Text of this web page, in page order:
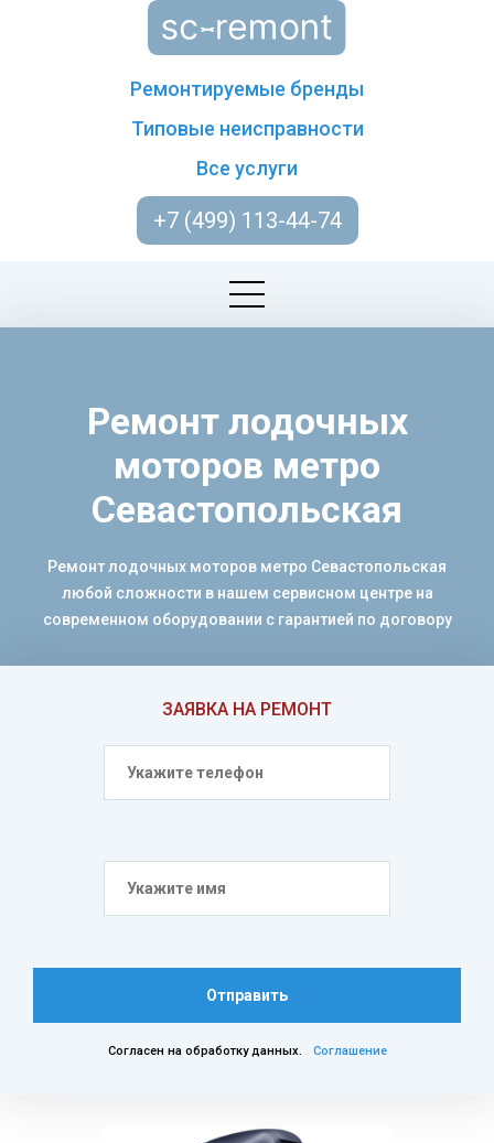
Ремонтируемые бренды
Типовые неисправности
Все услуги
+7 (499) 113-44-74
ЗАЯВКА НА РЕМОНТ
Отправить
Согласен на обработку данных. Соглашение
Ремонт лодочных
моторов метро
Севастопольская
Ремонт лодочных моторов метро Севастопольская
любой сложности в нашем сервисном центре на
современном оборудовании с гарантией по договору